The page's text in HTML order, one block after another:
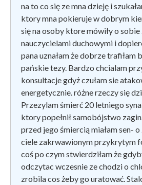
na to co się ze mna dzieję i
ktory mna pokieruje w dobrym
się na osoby ktore mówiły o sobie
nauczycielami duchowymi i
pana uznałam że dobrze trafiłam
pańskie tezy. Bardzo chcialam
konsultacje gdyż czułam sie
energetycznie. różne rzeczy się
Przezylam śmierć 20 letniego
ktory popełnił samobójstwo
przed jego śmiercią miałam sen-
ciele zakrwawionym przykrytym
coś po czym stwierdziłam że
odczytac wczesnie ze chodzi o
zrobila cos żeby go uratować.